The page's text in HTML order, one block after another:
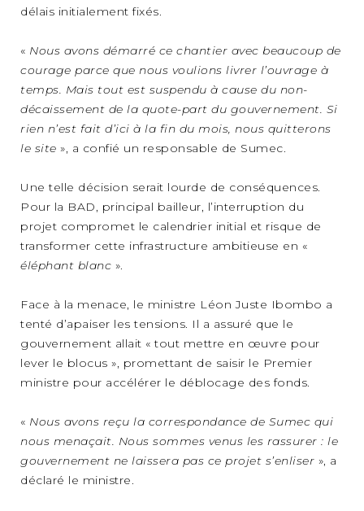
délais initialement fixés.
« Nous avons démarré ce chantier avec beaucoup de
courage parce que nous voulions livrer l’ouvrage à
temps. Mais tout est suspendu à cause du non-
décaissement de la quote-part du gouvernement. Si
rien n’est fait d’ici à la fin du mois, nous quitterons
le site », a confié un responsable de Sumec.
Une telle décision serait lourde de conséquences.
Pour la BAD, principal bailleur, l’interruption du
projet compromet le calendrier initial et risque de
transformer cette infrastructure ambitieuse en «
éléphant blanc ».
Face à la menace, le ministre Léon Juste Ibombo a
tenté d’apaiser les tensions. Il a assuré que le
gouvernement allait « tout mettre en œuvre pour
lever le blocus », promettant de saisir le Premier
ministre pour accélérer le déblocage des fonds.
« Nous avons reçu la correspondance de Sumec qui
nous menaçait. Nous sommes venus les rassurer : le
gouvernement ne laissera pas ce projet s’enliser », a
déclaré le ministre.